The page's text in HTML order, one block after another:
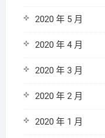
2020 年 5 月
2020 年 4 月
2020 年 3 月
2020 年 2 月
2020 年 1 月